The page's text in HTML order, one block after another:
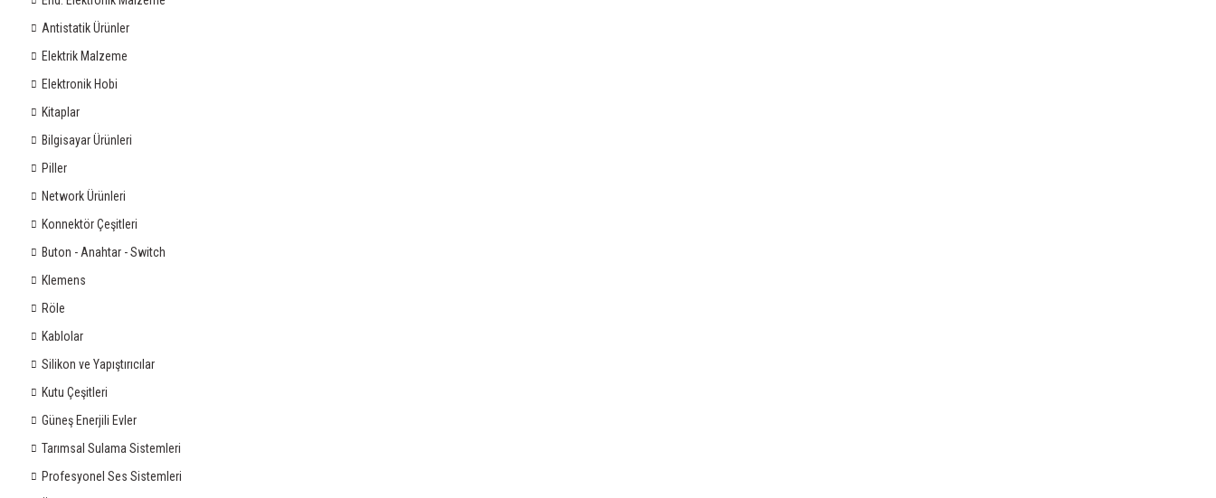
Antistatik Ürünler
Elektrik Malzeme
Elektronik Hobi
Kitaplar
Bilgisayar Ürünleri
Piller
Network Ürünleri
Konnektör Çeşitleri
Buton - Anahtar - Switch
Klemens
Röle
Kablolar
Silikon ve Yapıştırıcılar
Kutu Çeşitleri
Güneş Enerjili Evler
Tarımsal Sulama Sistemleri
Profesyonel Ses Sistemleri